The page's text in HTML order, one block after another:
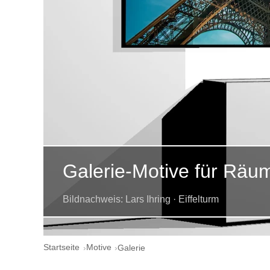
Galerie-Motive für
Bildnachweis: Lars Ihring · Eiffelturm
Startseite Motive Galerie